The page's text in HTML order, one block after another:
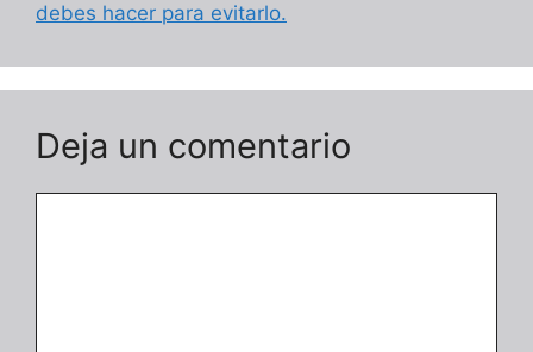
debes hacer para evitarlo.
Deja un comentario